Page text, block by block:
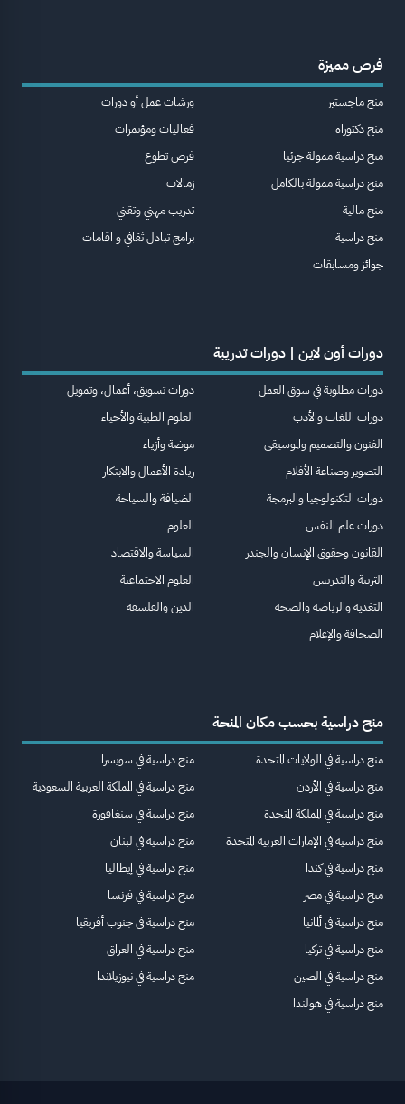
فرص مميزة
منح ماجستير
منح دكتوراة
منح دراسية ممولة جزئيا
منح دراسية ممولة بالكامل
منح مالية
منح دراسية
جوائز ومسابقات
ورشات عمل أو دورات
فعاليات ومؤتمرات
فرص تطوع
زمالات
تدريب مهني وتقني
برامج تبادل ثقافي و اقامات
دورات أون لاين | دورات تدريبة
دورات مطلوبة في سوق العمل
دورات اللغات والأدب
الفنون والتصميم والموسيقى
التصوير وصناعة الأفلام
دورات التكنولوجيا والبرمجة
دورات علم النفس
القانون وحقوق الإنسان والجندر
التربية والتدريس
التغذية والرياضة والصحة
الصحافة والإعلام
دورات تسويق، أعمال، وتمويل
العلوم الطبية والأحياء
موضة وأزياء
ريادة الأعمال والابتكار
الضيافة والسياحة
العلوم
السياسة والاقتصاد
العلوم الاجتماعية
الدين والفلسفة
منح دراسية بحسب مكان المنحة
منح دراسية في الولايات المتحدة
منح دراسية في الأردن
منح دراسية في المملكة المتحدة
منح دراسية في الإمارات العربية المتحدة
منح دراسية في كندا
منح دراسية في مصر
منح دراسية في ألمانيا
منح دراسية في تركيا
منح دراسية في الصين
منح دراسية في هولندا
منح دراسية في سويسرا
منح دراسية في المملكة العربية السعودية
منح دراسية في سنغافورة
منح دراسية في لبنان
منح دراسية في إيطاليا
منح دراسية في فرنسا
منح دراسية في جنوب أفريقيا
منح دراسية في العراق
منح دراسية في نيوزيلاندا